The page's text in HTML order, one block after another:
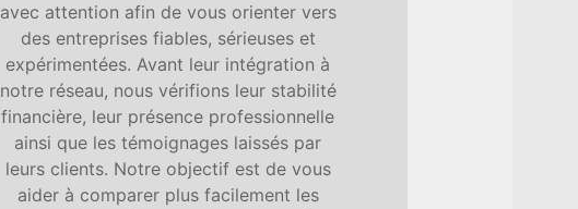
avec attention afin de vous orienter vers
des entreprises fiables, sérieuses et
expérimentées. Avant leur intégration à
notre réseau, nous vérifions leur stabilité
financière, leur présence professionnelle
ainsi que les témoignages laissés par
leurs clients. Notre objectif est de vous
aider à comparer plus facilement les